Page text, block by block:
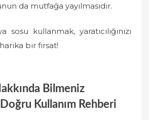
da mutfağa yayılmasıdır.
sosu kullanmak, yaratıcılığınızı
bir fırsat!
Bilmeniz
Kullanım Rehberi